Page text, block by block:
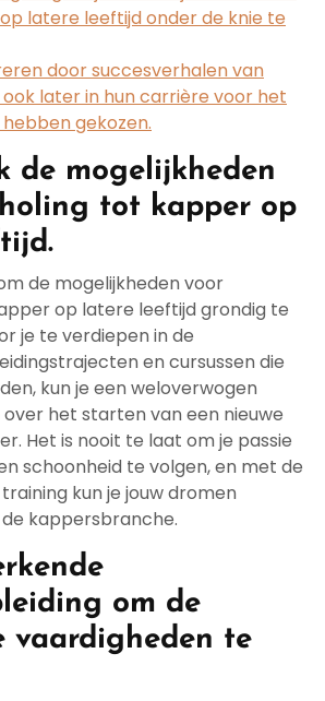
latere leeftijd onder de knie te
door succesverhalen van
later in hun carrière voor het
gekozen.
de mogelijkheden
tot kapper op
de mogelijkheden voor
op latere leeftijd grondig te
je te verdiepen in de
en cursussen die
kun je een weloverwogen
over het starten van een nieuwe
Het is nooit te laat om je passie
schoonheid te volgen, en met de
kun je jouw dromen
kappersbranche.
om de
vaardigheden te